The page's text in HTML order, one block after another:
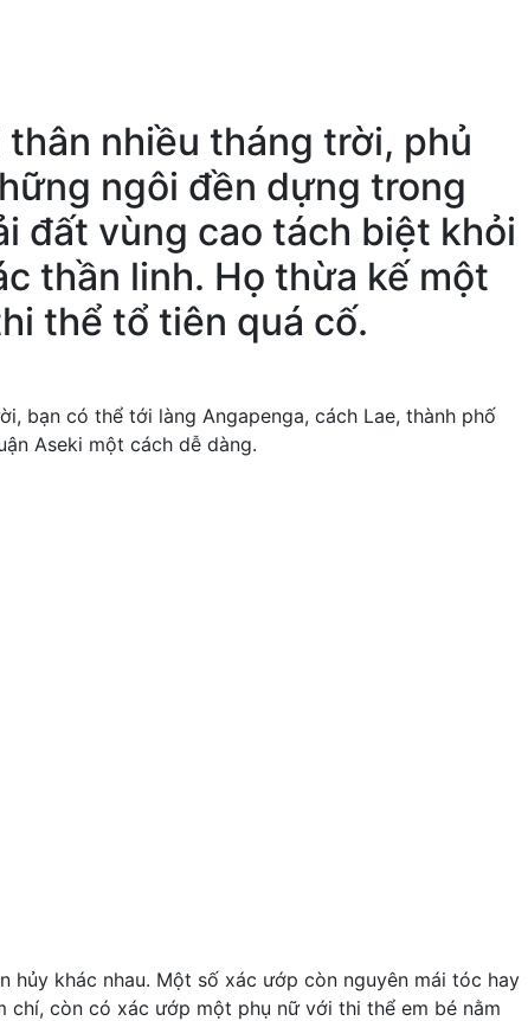
nhiều tháng trời, phủ
ngôi đền dựng trong
đất vùng cao tách biệt khỏi
thần linh. Họ thừa kế một
thể tổ tiên quá cố.
bạn có thể tới làng Angapenga, cách Lae, thành phố
Aseki một cách dễ dàng.
khác nhau. Một số xác ướp còn nguyên mái tóc hay
còn có xác ướp một phụ nữ với thi thể em bé nằm